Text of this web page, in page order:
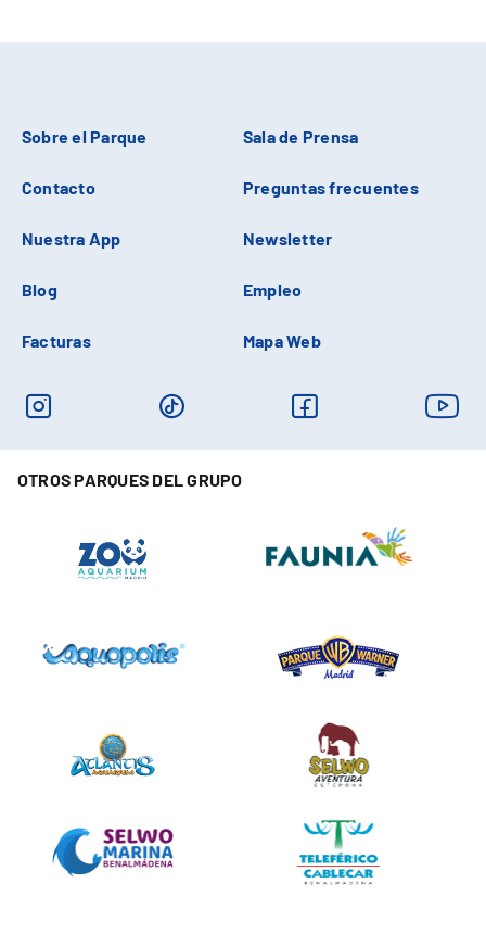
Sobre el Parque Sala de Prensa
Contacto Preguntas frecuentes
Nuestra App Newsletter
Blog Empleo
Facturas Mapa Web
OTROS PARQUES DEL GRUPO